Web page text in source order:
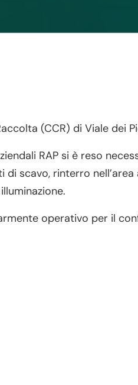
(CCR) di Viale dei
RAP si è reso
scavo, rinterro
operativo per il